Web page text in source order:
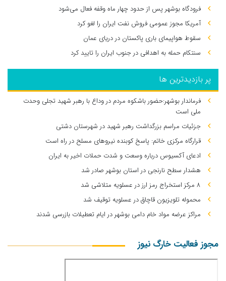
فرودگاه بوشهر پس از حدود چهار ماه وقفه فعال می‌شود
آمریکا مجوز عمومی فروش نفت ایران را لغو کرد
سقوط هواپیمای باری پاکستان در دریای عمان
سنتکام حمله به اهدافی در جنوب ایران را تایید کرد
پر بازدیدترین ها
فرماندار بوشهر:حضور باشکوه مردم در وداع با رهبر شهید تجلی وحدت
ملی است
جزئیات مراسم بزرگداشت رهبر شهید در شهرستان دشتی
قرارگاه مرکزی خاتم: پاسخ کوبنده نیروهای مسلح در راه است
ادعای آکسیوس درباره وسعت و شدت حملات اخیر به ایران
هشدار سطح نارنجی در استان بوشهر صادر شد
۸ مرکز استخراج رمز ارز در عسلویه متلاشی شد
محموله تلویزیون قاچاق در عسلویه توقیف شد
مراکز عرضه مواد خام دامی بوشهر در ایام تعطیلات بازرسی شدند
مجوز فعالیت خارگ نیوز